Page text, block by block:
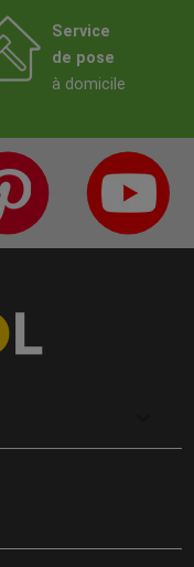
Service
de pose
à domicile
INSTAGRAM
LA DÉCO
PAGE
CITÉ DE LA